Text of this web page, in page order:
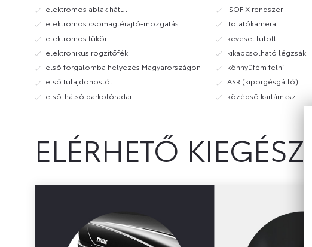
elektromos ablak hátul
elektromos csomagtérajtó-mozgatás
elektromos tükör
elektronikus rögzítőfék
első forgalomba helyezés Magyarországon
első tulajdonostól
első-hátsó parkolóradar
ISOFIX rendszer
Tolatókamera
keveset futott
kikapcsolható légzsák
könnyűfém felni
ASR (kipörgésgátló)
középső kartámasz
ELÉRHETŐ